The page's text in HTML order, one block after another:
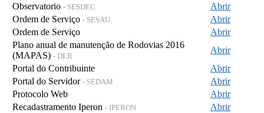
Observatorio - SESDEC
Abrir
Ordem de Serviço - SESAU
Abrir
Ordem de Serviço
Abrir
Plano anual de manutenção de Rodovias 2016
(MAPAS) - DER
Abrir
Portal do Contribuinte
Abrir
Portal do Servidor - SEDAM
Abrir
Protocolo Web
Abrir
Recadastramento Iperon - IPERON
Abrir